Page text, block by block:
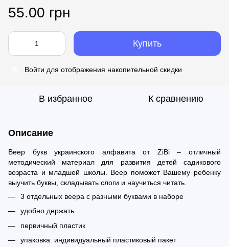
55.00 грн
Купить
Войти для отображения накопительной скидки
В избранное К сравнению
Описание
Веер букв украинского алфавита от ZiBi – отличный
методический материал для развития детей садикового
возраста и младшей школы. Веер поможет Вашему ребенку
выучить буквы, складывать слоги и научиться читать.
3 отдельных веера с разными буквами в наборе
удобно держать
первичный пластик
упаковка: индивидуальный пластиковый пакет